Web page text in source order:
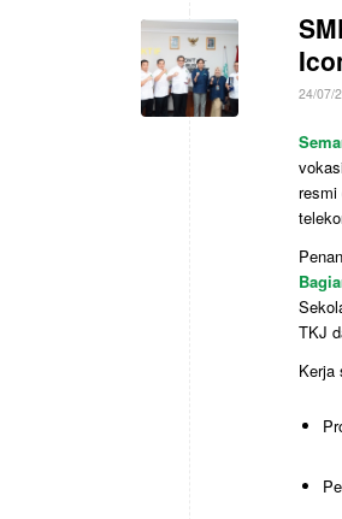
24/07/
resmi
TKJ
Kerja